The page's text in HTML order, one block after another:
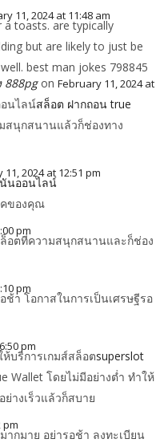
11, 2024 at 11:48 am
a toasts. are typically
but are likely to just be
best man jokes 798845
888pg on February 11, 2024 at
นไลน์สล็อต ฝากถอน true
สนุกสนานแล้วก็ช่องทาง
2024 at 12:51 pm
นออนไลน์
ของคุณ
pm
อตที่ความสนุกสนานและก็ช่อง
pm
ช้า โอกาสในการเป็นเศรษฐีรอ
pm
บริการเกมส์สล็อตsuperslot
Wallet โดยไม่มีอย่างต่ำ ทำให้
ย่างเร็วแล้วก็สบาย
pm
ากมาย อย่ารอช้า ลงทะเบียน